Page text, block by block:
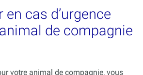
en cas d’urgence
de compagnie
votre animal de compagnie, vous